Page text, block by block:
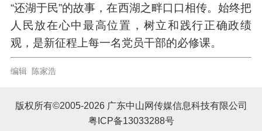
“还湖于民”的故事，在西湖之畔口口相传。始终把
人民放在心中最高位置，树立和践行正确政绩
观，是新征程上每一名党员干部的必修课。
编辑 陈家浩
版权所有©2005-2026 广东中山网传媒信息科技有限公司
粤ICP备13033288号